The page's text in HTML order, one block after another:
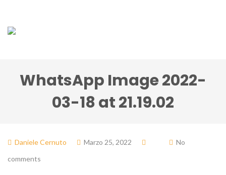
WhatsApp Image 2022-
03-18 at 21.19.02
Daniele Cernuto Marzo 25, 2022
No
comments